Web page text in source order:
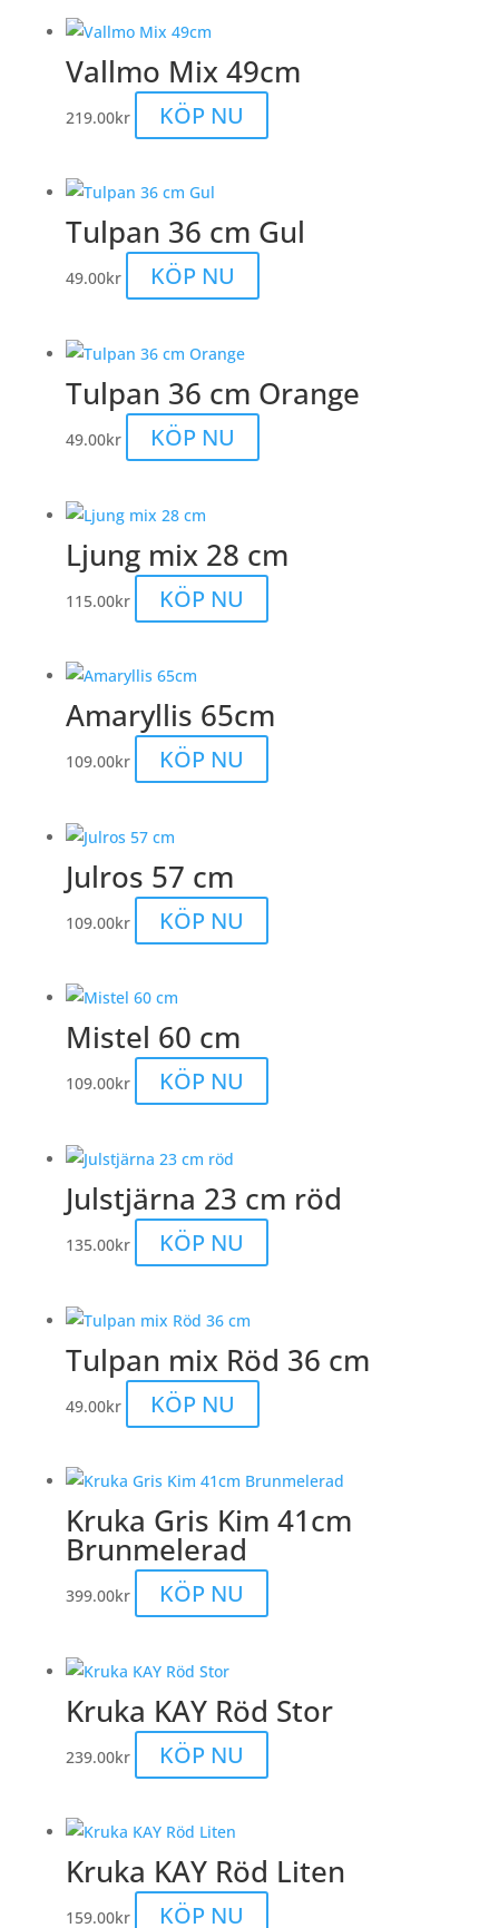
flera
varianter.
väljas
Vallmo Mix 49cm
219.00kr KÖP NU
här
flera
väljas
Tulpan 36 cm Gul
49.00kr KÖP NU
Tulpan 36 cm Orange
49.00kr KÖP NU
Ljung mix 28 cm
115.00kr KÖP NU
Amaryllis 65cm
109.00kr KÖP NU
Julros 57 cm
109.00kr KÖP NU
Mistel 60 cm
109.00kr KÖP NU
Julstjärna 23 cm röd
135.00kr KÖP NU
Tulpan mix Röd 36 cm
49.00kr KÖP NU
Kruka Gris Kim 41cm
Brunmelerad
399.00kr KÖP NU
Kruka KAY Röd Stor
239.00kr KÖP NU
Kruka KAY Röd Liten
159.00kr KÖP NU